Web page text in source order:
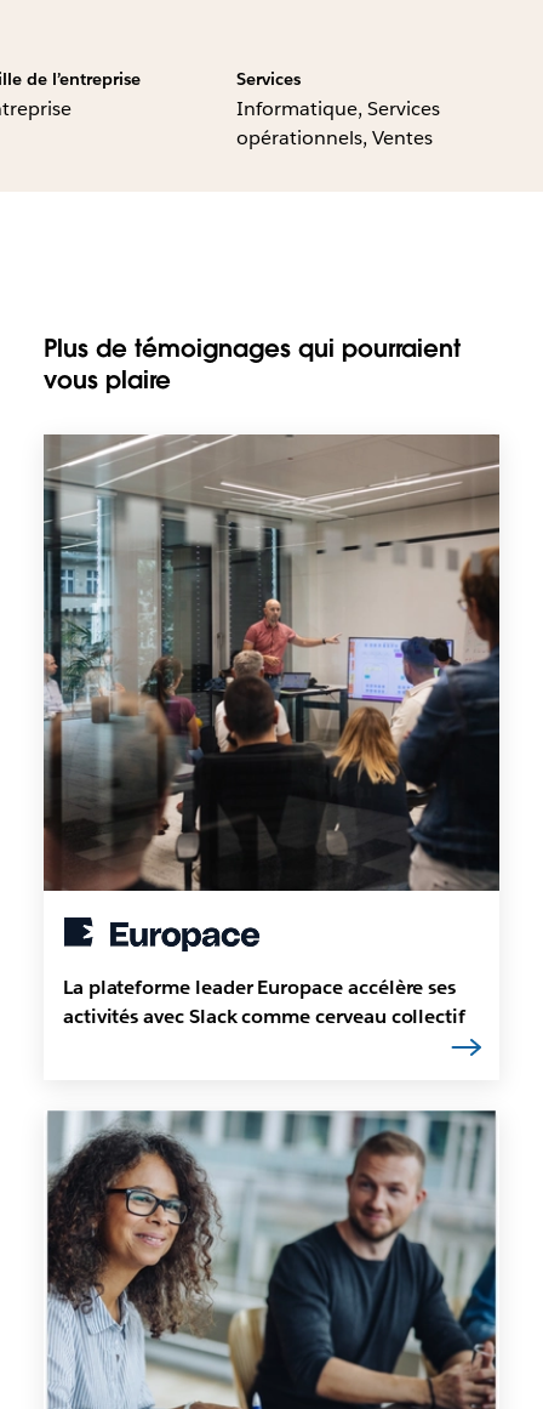
de l’entreprise Services
Informatique, Services
opérationnels, Ventes
Plus de témoignages qui pourraient
vous plaire
La plateforme leader Europace accélère ses
activités avec Slack comme cerveau collectif